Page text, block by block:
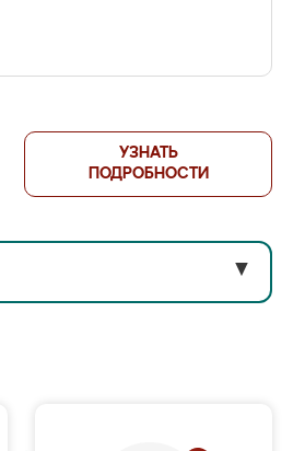
УЗНАТЬ
ПОДРОБНОСТИ
▼